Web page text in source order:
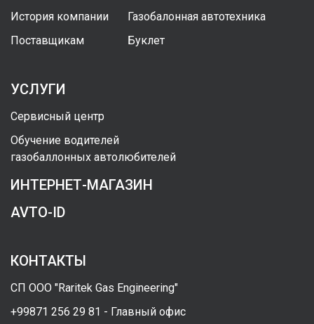
История компании
Поставщикам
Газобалонная автотехника
Буклет
УСЛУГИ
Сервисный центр
Обучение водителей
газобаллонных автолюбителей
ИНТЕРНЕТ-МАГАЗИН
AVTO-ID
КОНТАКТЫ
СП ООО "Raritek Gas Engineering"
+99871 256 29 81 - Главный офис